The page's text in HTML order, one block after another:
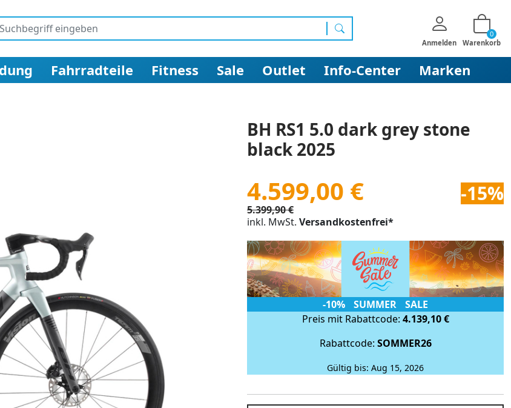
Suchen Anmelden Warenkorb
0
Fahrradteile Fitness Sale Outlet Info-Center Marken
BH RS1 5.0 dark grey stone
black 2025
4.599,00 € -15%
5.399,90 €
inkl. MwSt. Versandkostenfrei*
-10% SUMMER SALE
Preis mit Rabattcode: 4.139,10 €
Rabattcode: SOMMER26
Gültig bis: Aug 15, 2026